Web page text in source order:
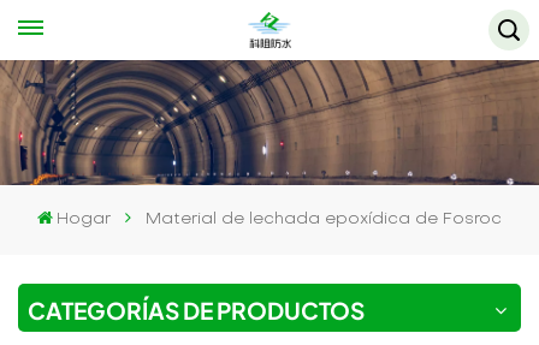
Hogar Material de lechada epoxídica de Fosroc
CATEGORÍAS DE PRODUCTOS